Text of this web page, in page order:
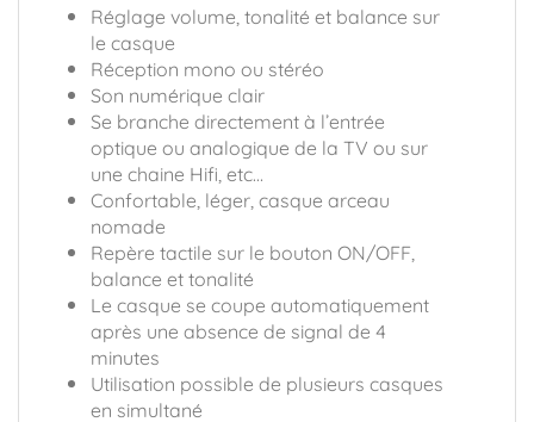
Réglage volume, tonalité et balance sur
le casque
Réception mono ou stéréo
Son numérique clair
Se branche directement à l’entrée
optique ou analogique de la TV ou sur
une chaine Hifi, etc…
Confortable, léger, casque arceau
nomade
Repère tactile sur le bouton ON/OFF,
balance et tonalité
Le casque se coupe automatiquement
après une absence de signal de 4
minutes
Utilisation possible de plusieurs casques
en simultané